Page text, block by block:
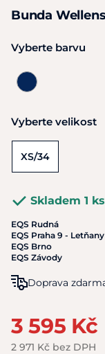
Bunda
Vyberte barvu
Vyberte velikost
XS/34
Skladem 1 ks
EQS Rudná
EQS Praha 9 - Letňany
EQS Brno
EQS Závody
Doprava
3 595 Kč
2 971 Kč bez DPH